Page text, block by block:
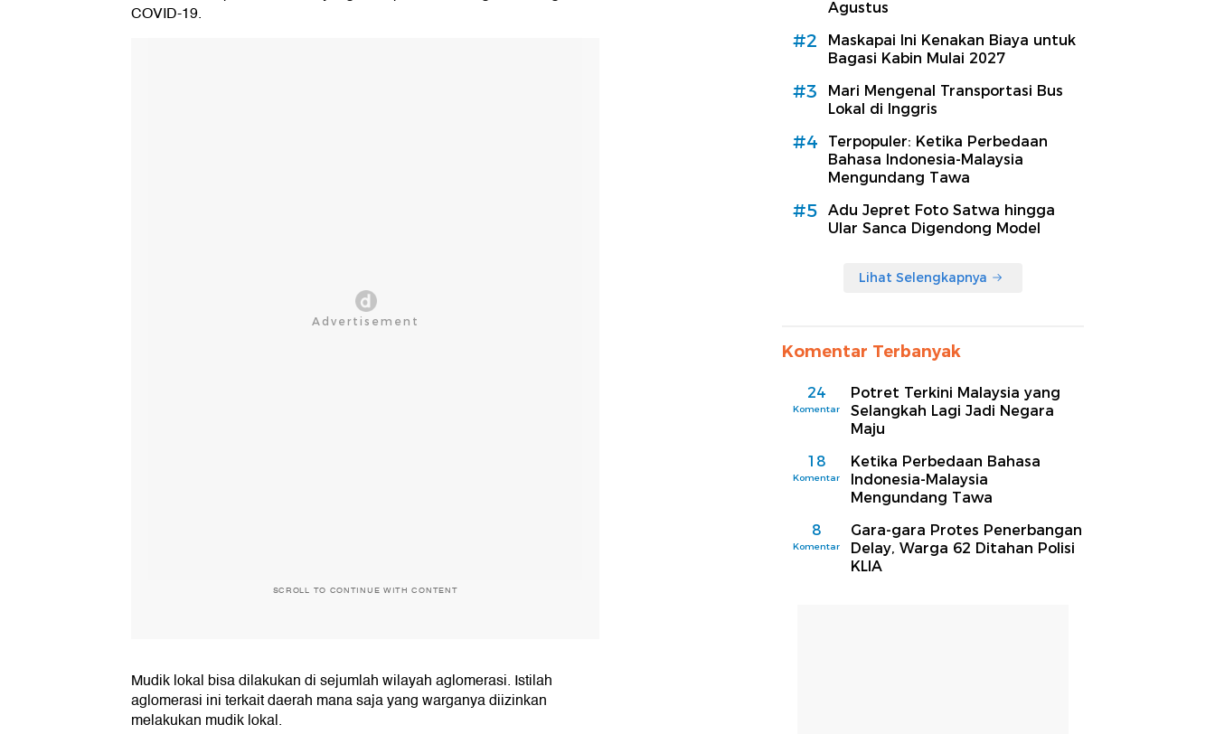
COVID-19.
SCROLL TO CONTINUE WITH CONTENT
Mudik lokal bisa dilakukan di sejumlah wilayah aglomerasi. Istilah
aglomerasi ini terkait daerah mana saja yang warganya diizinkan
melakukan mudik lokal.
Agustus
#2
Maskapai Ini Kenakan Biaya untuk
Bagasi Kabin Mulai 2027
#3
Mari Mengenal Transportasi Bus
Lokal di Inggris
#4
Terpopuler: Ketika Perbedaan
Bahasa Indonesia-Malaysia
Mengundang Tawa
#5
Adu Jepret Foto Satwa hingga
Ular Sanca Digendong Model
Lihat Selengkapnya
Komentar Terbanyak
24
Komentar
Potret Terkini Malaysia yang
Selangkah Lagi Jadi Negara
Maju
18
Komentar
Ketika Perbedaan Bahasa
Indonesia-Malaysia
Mengundang Tawa
8
Komentar
Gara-gara Protes Penerbangan
Delay, Warga 62 Ditahan Polisi
KLIA